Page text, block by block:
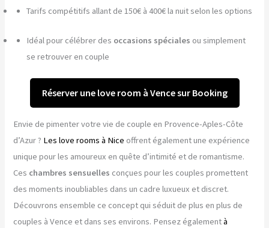
Tarifs compétitifs allant de 150€ à 400€ la nuit selon les options
Idéal pour célébrer des occasions spéciales ou simplement
se retrouver en couple
Réserver une love room à Vence sur Booking
Envie de pimenter votre vie de couple en Provence-Aples-Côte
d’Azur ? Les love rooms à Nice offrent également une expérience
unique pour les amoureux en quête d’intimité et de romantisme.
Ces chambres sensuelles conçues pour les couples promettent
des moments inoubliables dans un cadre luxueux et discret.
Découvrons ensemble ce concept qui séduit de plus en plus de
couples à Vence et dans ses environs. Pensez égalementà